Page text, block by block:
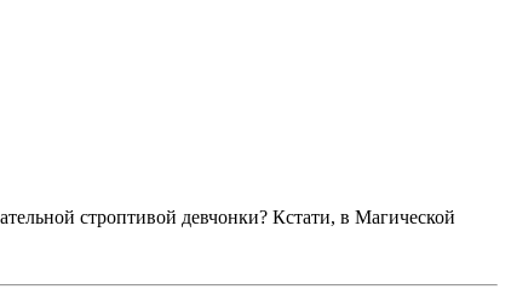
строптивой девчонки? Кстати, в Магической